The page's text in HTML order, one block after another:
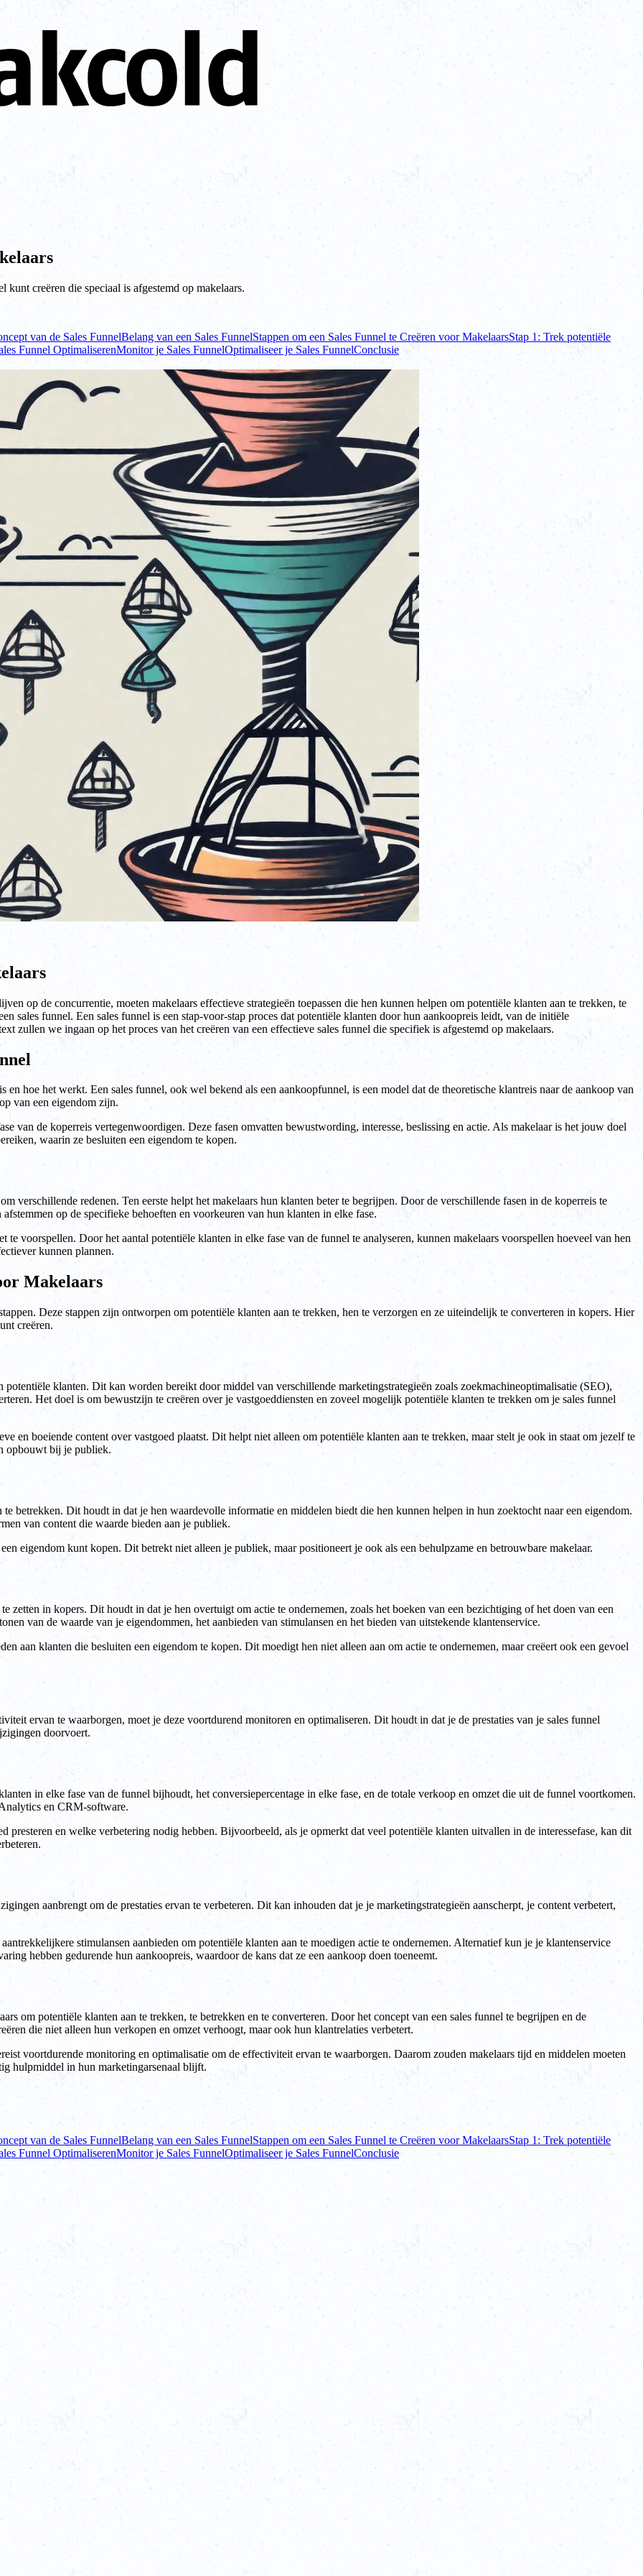
creëren die speciaal is afgestemd op makelaars.
van de Sales FunnelBelang van een Sales FunnelStappen om een Sales Funnel te Creëren voor MakelaarsStap 1: Trek potentiële
Funnel OptimaliserenMonitor je Sales FunnelOptimaliseer je Sales FunnelConclusie
op de concurrentie, moeten makelaars effectieve strategieën toepassen die hen kunnen helpen om potentiële klanten aan te trekken, te
sales funnel. Een sales funnel is een stap-voor-stap proces dat potentiële klanten door hun aankoopreis leidt, van de initiële
zullen we ingaan op het proces van het creëren van een effectieve sales funnel die specifiek is afgestemd op makelaars.
en hoe het werkt. Een sales funnel, ook wel bekend als een aankoopfunnel, is een model dat de theoretische klantreis naar de aankoop van
van een eigendom zijn.
van de koperreis vertegenwoordigen. Deze fasen omvatten bewustwording, interesse, beslissing en actie. Als makelaar is het jouw doel
waarin ze besluiten een eigendom te kopen.
verschillende redenen. Ten eerste helpt het makelaars hun klanten beter te begrijpen. Door de verschillende fasen in de koperreis te
op de specifieke behoeften en voorkeuren van hun klanten in elke fase.
te voorspellen. Door het aantal potentiële klanten in elke fase van de funnel te analyseren, kunnen makelaars voorspellen hoeveel van hen
kunnen plannen.
Makelaars
Deze stappen zijn ontworpen om potentiële klanten aan te trekken, hen te verzorgen en ze uiteindelijk te converteren in kopers. Hier
creëren.
potentiële klanten. Dit kan worden bereikt door middel van verschillende marketingstrategieën zoals zoekmachineoptimalisatie (SEO),
Het doel is om bewustzijn te creëren over je vastgoeddiensten en zoveel mogelijk potentiële klanten te trekken om je sales funnel
en boeiende content over vastgoed plaatst. Dit helpt niet alleen om potentiële klanten aan te trekken, maar stelt je ook in staat om jezelf te
opbouwt bij je publiek.
betrekken. Dit houdt in dat je hen waardevolle informatie en middelen biedt die hen kunnen helpen in hun zoektocht naar een eigendom.
van content die waarde bieden aan je publiek.
eigendom kunt kopen. Dit betrekt niet alleen je publiek, maar positioneert je ook als een behulpzame en betrouwbare makelaar.
zetten in kopers. Dit houdt in dat je hen overtuigt om actie te ondernemen, zoals het boeken van een bezichtiging of het doen van een
van de waarde van je eigendommen, het aanbieden van stimulansen en het bieden van uitstekende klantenservice.
aan klanten die besluiten een eigendom te kopen. Dit moedigt hen niet alleen aan om actie te ondernemen, maar creëert ook een gevoel
ervan te waarborgen, moet je deze voortdurend monitoren en optimaliseren. Dit houdt in dat je de prestaties van je sales funnel
doorvoert.
in elke fase van de funnel bijhoudt, het conversiepercentage in elke fase, en de totale verkoop en omzet die uit de funnel voortkomen.
en CRM-software.
en welke verbetering nodig hebben. Bijvoorbeeld, als je opmerkt dat veel potentiële klanten uitvallen in de interessefase, kan dit
aanbrengt om de prestaties ervan te verbeteren. Dit kan inhouden dat je je marketingstrategieën aanscherpt, je content verbetert,
stimulansen aanbieden om potentiële klanten aan te moedigen actie te ondernemen. Alternatief kun je je klantenservice
hebben gedurende hun aankoopreis, waardoor de kans dat ze een aankoop doen toeneemt.
om potentiële klanten aan te trekken, te betrekken en te converteren. Door het concept van een sales funnel te begrijpen en de
die niet alleen hun verkopen en omzet verhoogt, maar ook hun klantrelaties verbetert.
voortdurende monitoring en optimalisatie om de effectiviteit ervan te waarborgen. Daarom zouden makelaars tijd en middelen moeten
hulpmiddel in hun marketingarsenaal blijft.
van de Sales FunnelBelang van een Sales FunnelStappen om een Sales Funnel te Creëren voor MakelaarsStap 1: Trek potentiële
Funnel OptimaliserenMonitor je Sales FunnelOptimaliseer je Sales FunnelConclusie